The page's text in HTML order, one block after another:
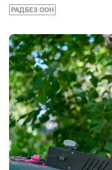
РАДБЕЗ ООН